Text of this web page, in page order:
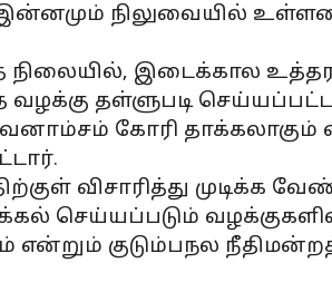
நிலுவையில்
நிலையில், இடைக்கால
தள்ளுபடி
கோரி தாக்கலாகும்
விசாரித்து முடிக்க
செய்யப்படும்
குடும்பநல